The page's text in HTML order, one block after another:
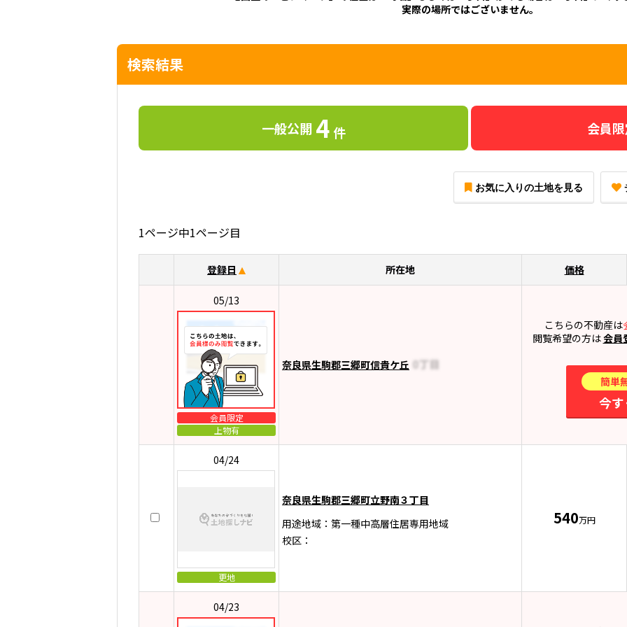
実際の場所ではございません。
検索結果
一般公開 4 件 会員
お気に入りの土地を見る
1ページ中1ページ目
登録日 所在地 価格
05/13
会員限定
上物有
奈良県生駒郡三郷町信貴ケ丘
こちらの不動産は
閲覧希望の方は会員
簡単
今
04/24
更地
奈良県生駒郡三郷町立野南３丁目
用途地域：第一種中高層住居専用地域
校区：
540万円
04/23